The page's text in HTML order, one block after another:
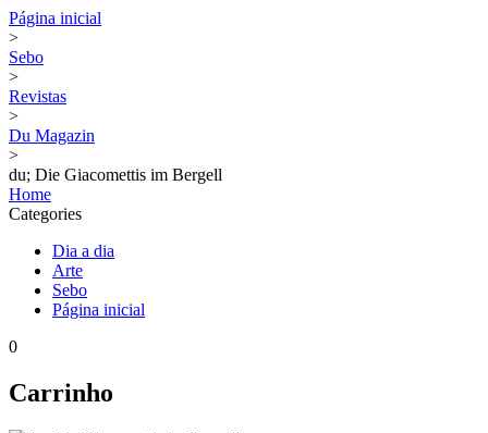
Página inicial
>
Sebo
>
Revistas
>
Du Magazin
>
du; Die Giacomettis im Bergell
Home
Categories
Dia a dia
Arte
Sebo
Página inicial
0
Carrinho